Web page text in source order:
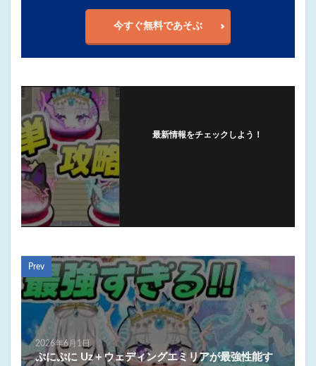
今すぐ無料であそぶ
最新情報をチェックしよう！
Prev
2026年6月1日
ぷにぷに Uz＋ウェディングエミリアが最強性能す